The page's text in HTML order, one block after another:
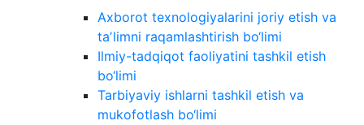
Axborot texnologiyalarini joriy etish va
taʼlimni raqamlashtirish bo‘limi
Ilmiy-tadqiqot faoliyatini tashkil etish
bo‘limi
Tarbiyaviy ishlarni tashkil etish va
mukofotlash bo‘limi